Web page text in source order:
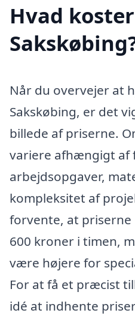
Hvad
Når du overvejer at
Sakskøbing, er det
billede af priserne.
variere afhængigt af
arbejdsopgaver,
kompleksitet af
forvente, at priserne
600 kroner i timen,
være højere for
For at få et præcist
idé at indhente